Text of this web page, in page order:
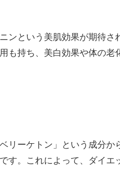
ンという美肌効果が期待
も持ち、美白効果や体の
リーケトン」という成分
す。これによって、ダイ